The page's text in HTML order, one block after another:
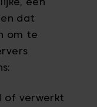
dat
om te
of verwerkt